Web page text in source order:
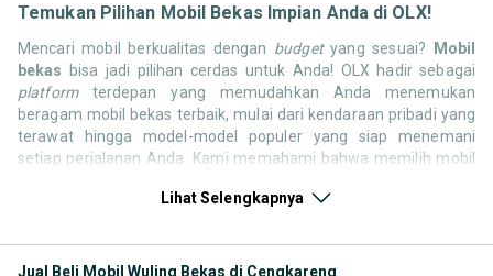
Temukan Pilihan Mobil Bekas Impian Anda di OLX!
Mencari mobil berkualitas dengan budgetyang sesuai? Mobil
bekas bisa jadi pilihan cerdas untuk Anda! OLX hadir sebagai
platformterdepan yang memudahkan Anda menemukan
beragam mobil bekas terbaik, mulai dari kendaraan pribadi yang
terawat hingga model-model populer yang siap menemani
setiap perjalanan Anda. Kami memahami bahwa memilih mobil
ribuan daftar dari penjual terpercaya di seluruh Indonesia.
dengan gaya hidup, kebutuhan, danbudgetAnda!
Lihat Selengkapnya
Jual Beli Mobil Wuling Bekas di Cengkareng